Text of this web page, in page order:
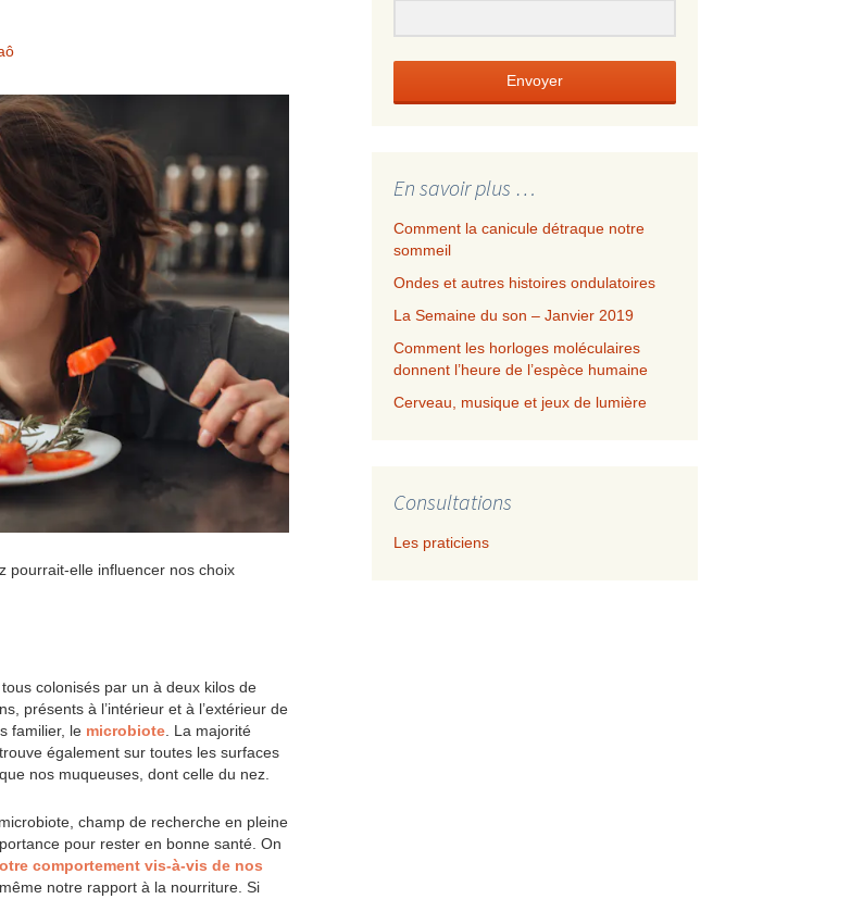
pourrait-elle influencer nos choix
colonisés par un à deux kilos de
présents à l’intérieur et à l’extérieur de
familier, le microbiote. La majorité
également sur toutes les surfaces
nos muqueuses, dont celle du nez.
champ de recherche en pleine
pour rester en bonne santé. On
comportement vis-à-vis de nos
notre rapport à la nourriture. Si
Envoyer
En savoir plus …
Comment la canicule détraque notre
sommeil
Ondes et autres histoires ondulatoires
La Semaine du son – Janvier 2019
Comment les horloges moléculaires
donnent l’heure de l’espèce humaine
Cerveau, musique et jeux de lumière
Consultations
Les praticiens